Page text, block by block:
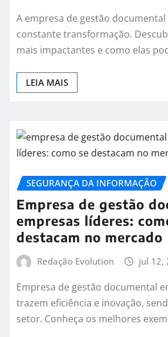
A empresa de gestão documental
constante transformação.
mais impactantes e como elas
LEIA MAIS
SEGURANÇA DA INFORMAÇÃO
Empresa de gestão
empresas líderes:
destacam no mercado
Redação Evolution jul 12,
Empresa de gestão documental
trazem eficiência e inovação,
setor. Conheça os melhores